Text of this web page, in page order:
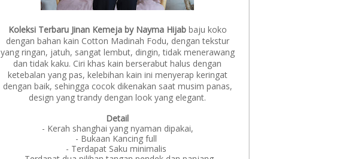
Koleksi Terbaru Jinan Kemeja by Nayma Hijab baju koko
dengan bahan kain Cotton Madinah Fodu, dengan tekstur
yang ringan, jatuh, sangat lembut, dingin, tidak menerawang
dan tidak kaku. Ciri khas kain berserabut halus dengan
ketebalan yang pas, kelebihan kain ini menyerap keringat
dengan baik, sehingga cocok dikenakan saat musim panas,
design yang trandy dengan look yang elegant.
Detail
- Kerah shanghai yang nyaman dipakai,
- Bukaan Kancing full
- Terdapat Saku minimalis